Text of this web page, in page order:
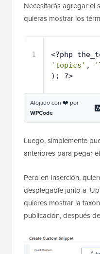
Necesitarás agregar el
quieras mostrar los
1 <?php
'topics' ,
); ?>
Alojado con ❤️ por
WPCode
Luego, simplemente
anteriores para pegar
Pero en Inserción,
desplegable junto a
quieres mostrar la
publicación, después